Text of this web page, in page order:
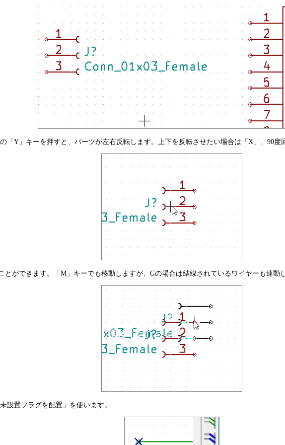
「Y」キーを押すと、パーツが左右反転します。上下を反転させたい場合は「X」、90度
ができます。「M」キーでも移動しますが、Gの場合は結線されているワイヤーも連動
設置フラグを配置」を使います。